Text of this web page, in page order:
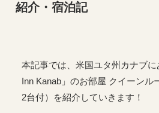
紹介・宿泊記
本記事では、米国ユタ州カナブ
Inn Kanab」のお部屋 クイーンル
2台付）を紹介していきます！